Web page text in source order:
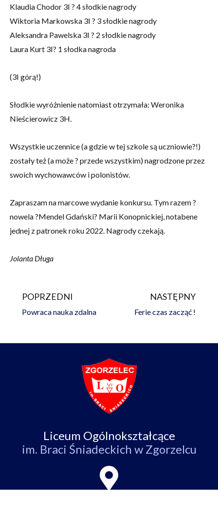
Klaudia Chodor 3I ? 4 słodkie nagrody
Wiktoria Markowska 3I ? 3 słodkie nagrody
Aleksandra Pawelska 3I ? 2 słodkie nagrody
Laura Kurt 3I? 1 słodka nagroda
(3I górą!)
Słodkie wyróżnienie natomiast otrzymała: Weronika
Nieścierowicz 3H.
Wszystkie uczennice (a gdzie w tej szkole są uczniowie?!)
zostały też (a może ? przede wszystkim) nagrodzone przez
swoich wychowawców i polonistów.
Zapraszam na marcowe wydanie konkursu. Tym razem ?
nowela ?Mendel Gdański? Marii Konopnickiej, notabene
jednej z patronek roku 2022. Nagrody czekają.
Jolanta Długa
Prev
POPRZEDNI
Powraca nauka zdalna
NASTĘPNY
Ferie czas zacząć !
Liceum Ogólnokształcące
im. Braci Śniadeckich w Zgorzelcu